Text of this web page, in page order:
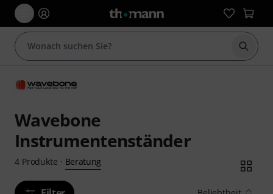
Suche
Wavebone
Instrumentenständer
4 Produkte · Beratung